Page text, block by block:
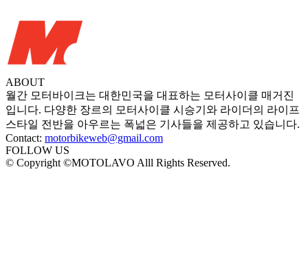
ABOUT
월간 모터바이크는 대한민국을 대표하는 모터사이클 매거진
입니다. 다양한 장르의 모터사이클 시승기와 라이더의 라이프
스타일 전반을 아우르는 폭넓은 기사들을 제공하고 있습니다.
Contact: motorbikeweb@gmail.com
FOLLOW US
© Copyright ©MOTOLAVO Alll Rights Reserved.